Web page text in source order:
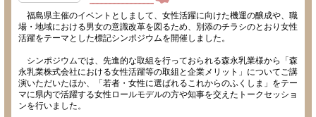
福島県主催のイベントとしまして、女性活躍に向けた機運の醸成や、職
場・地域における男女の意識改革を図るため、別添のチラシのとおり女性
活躍をテーマとした標記シンポジウムを開催しました。
シンポジウムでは、先進的な取組を行っておられる森永乳業様から「森
永乳業株式会社における女性活躍等の取組と企業メリット」についてご講
演いただいたほか、「若者・女性に選ばれるこれからのふくしま」をテー
マに県内で活躍する女性ロールモデルの方や知事を交えたトークセッショ
ンを行いました。